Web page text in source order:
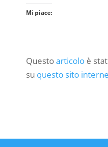
Mi piace:
Questoarticoloè
su questo sito